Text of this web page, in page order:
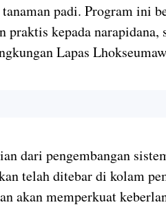
padi. Program ini
praktis kepada
Lapas
dari pengembangan
telah ditebar di kolam
akan memperkuat